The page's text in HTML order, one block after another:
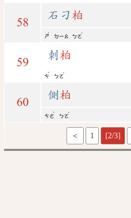
58
石刁 柏
ㄕ
ˊ
ㄉㄧㄠ ㄅㄛ
ˊ
59
刺柏
ㄘ
ˋ
ㄅㄛ
ˊ
60
側柏
ㄘㄜ
ˋ
ㄅㄛ
ˊ
＜ 1 [2/3]